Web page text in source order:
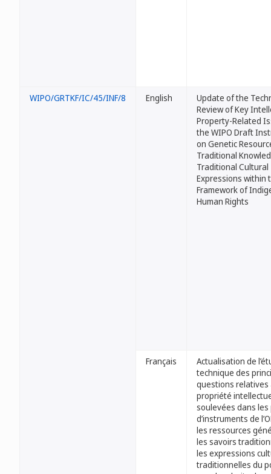
WIPO/GRTKF/IC/45/INF/8 English
Update of the
Review of Key
Property-Related
the WIPO Draft
on Genetic
Traditional
Traditional Cultural
Expressions within
Framework of
Human Rights
Français
Actualisation de
technique des
questions relatives
propriété
soulevées dans
d’instruments de
les ressources
les savoirs
les expressions
traditionnelles du